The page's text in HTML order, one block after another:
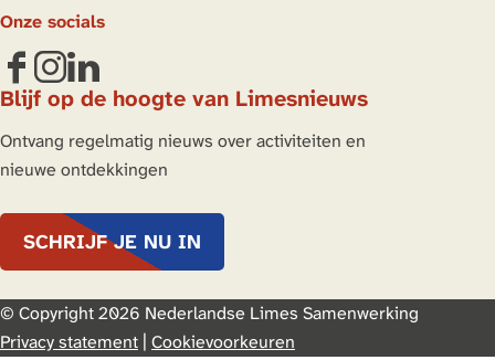
Onze socials
F
a
c
e
o
L
i
I
n
s
t
r
m
L
L
i
n
k
d
I
L
i
Blijf op de hoogte van Limesnieuws
Ontvang regelmatig nieuws over activiteiten en
nieuwe ontdekkingen
SCHRIJF JE NU IN
© Copyright 2026 Nederlandse Limes Samenwerking
Privacy statement Cookievoorkeuren